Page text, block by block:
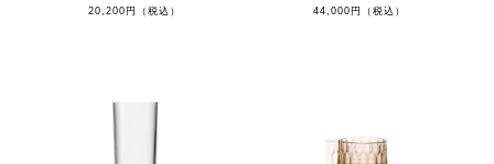
20,200円（税込）
44,000円（税込）